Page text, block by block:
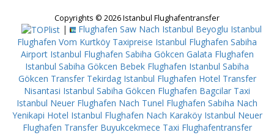
Copyrights © 2026 Istanbul Flughafentransfer
| Flughafen Saw Nach Istanbul Beyoglu Istanbul
Flughafen Vom Kurtköy Taxipreise Istanbul Flughafen Sabiha
Airport Istanbul Flughafen Sabiha Gökcen Galata Flughafen
Istanbul Sabiha Gökcen Bebek Flughafen Istanbul Sabiha
Gökcen Transfer Tekirdag Istanbul Flughafen Hotel Transfer
Nisantasi Istanbul Sabiha Gökcen Flughafen Bagcilar Taxi
Istanbul Neuer Flughafen Nach Tunel Flughafen Sabiha Nach
Yenikapi Hotel Istanbul Flughafen Nach Karaköy Istanbul Neuer
Flughafen Transfer Buyukcekmece Taxi Flughafentransfer